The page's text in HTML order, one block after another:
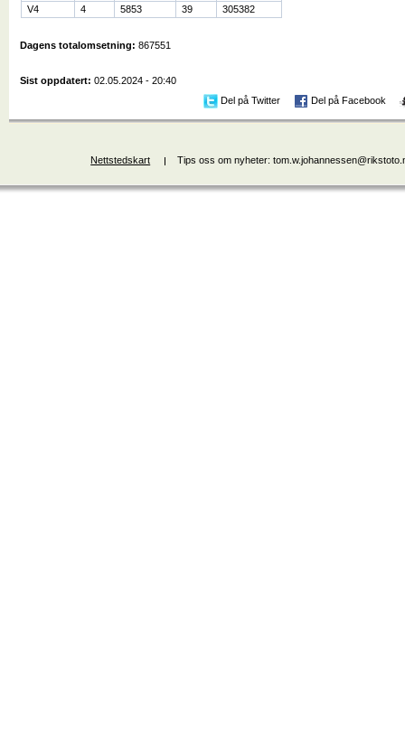
V4
4 5853 39 305382
Dagens totalomsetning:867551
Sist oppdatert:02.05.2024 - 20:40
Del på Twitter
Del på Facebook
Nettstedskart Tips oss om nyheter: